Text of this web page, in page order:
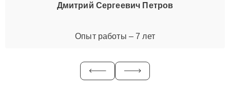
Дмитрий Сергеевич Петров
Опыт работы – 7 лет